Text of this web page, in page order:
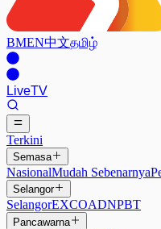
BMEN中文தமிழ்
LiveTV
Terkini
Semasa
NasionalMudah Sebenarnya
Selangor
SelangorEXCOADNPBT
Pancawarna